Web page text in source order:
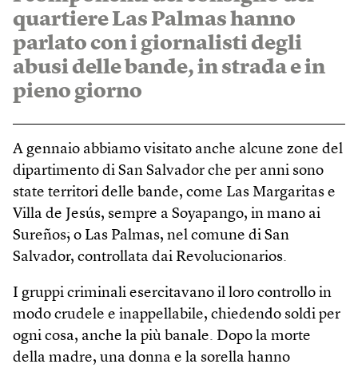
quartiere Las Palmas hanno
parlato con i giornalisti degli
abusi delle bande, in strada e in
pieno giorno
A gennaio abbiamo visitato anche alcune zone del
dipartimento di San Salvador che per anni sono
state territori delle bande, come Las Margaritas e
Villa de Jesús, sempre a Soyapango, in mano ai
Sureños; o Las Palmas, nel comune di San
Salvador, controllata dai Revolucionarios.
I gruppi criminali esercitavano il loro controllo in
modo crudele e inappellabile, chiedendo soldi per
ogni cosa, anche la più banale. Dopo la morte
della madre, una donna e la sorella hanno